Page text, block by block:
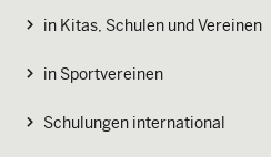
in Kitas, Schulen und Vereinen
in Sportvereinen
Schulungen international